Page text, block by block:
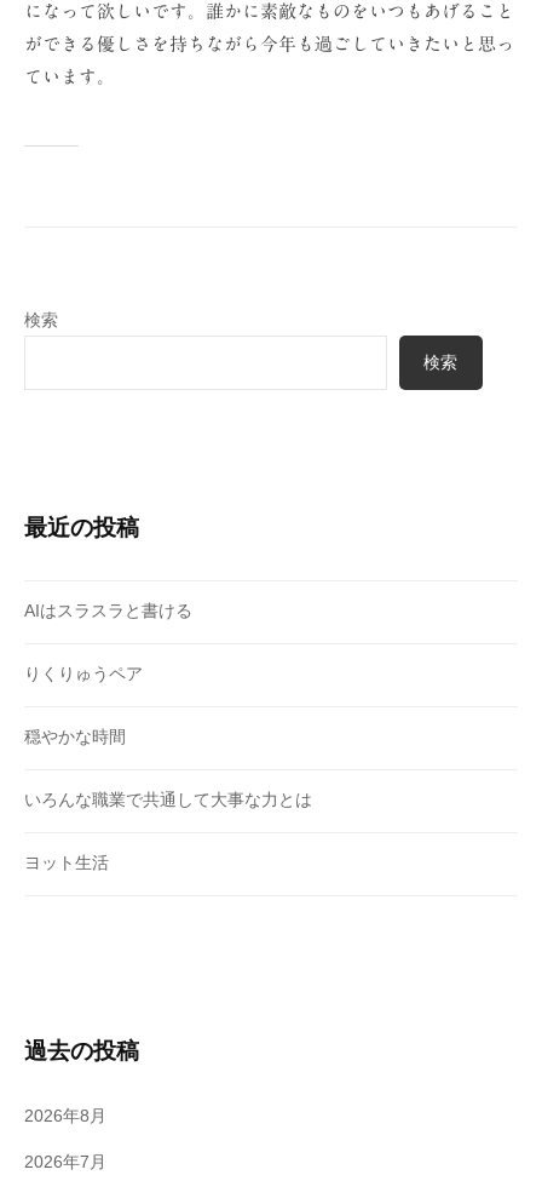
になって欲しいです。誰かに素敵なものをいつもあげること
ができる優しさを持ちながら今年も過ごしていきたいと思っ
ています。
検索
検索
最近の投稿
AIはスラスラと書ける
りくりゅうペア
穏やかな時間
いろんな職業で共通して大事な力とは
ヨット生活
過去の投稿
2026年8月
2026年7月